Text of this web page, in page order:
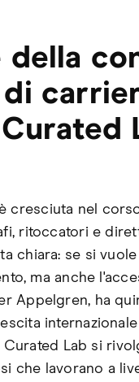
della
cresciuta nel
ritoccatori e
chiara: se si
ma anche
Appelgren, ha
Lab si
che lavorano a